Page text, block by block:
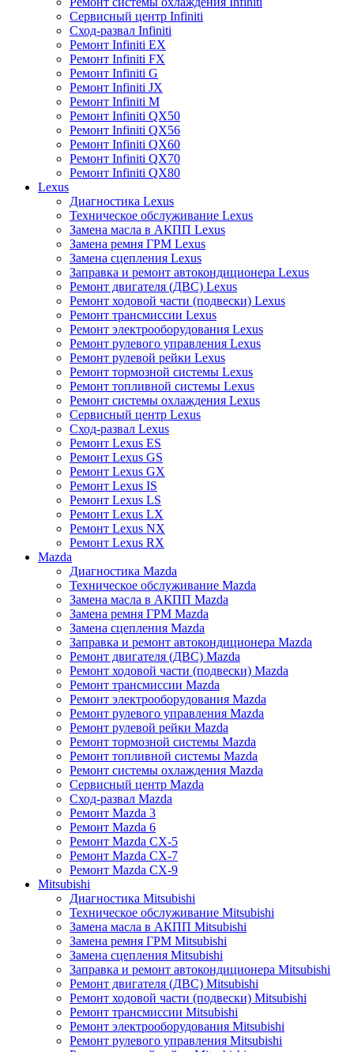
Сервисный центр Infiniti
Сход-развал Infiniti
Ремонт Infiniti EX
Ремонт Infiniti FX
Ремонт Infiniti G
Ремонт Infiniti JX
Ремонт Infiniti M
Ремонт Infiniti QX50
Ремонт Infiniti QX56
Ремонт Infiniti QX60
Ремонт Infiniti QX70
Ремонт Infiniti QX80
Lexus
Диагностика Lexus
Техническое обслуживание Lexus
Замена масла в АКПП Lexus
Замена ремня ГРМ Lexus
Замена сцепления Lexus
Заправка и ремонт автокондиционера Lexus
Ремонт двигателя (ДВС) Lexus
Ремонт ходовой части (подвески) Lexus
Ремонт трансмиссии Lexus
Ремонт электрооборудования Lexus
Ремонт рулевого управления Lexus
Ремонт рулевой рейки Lexus
Ремонт тормозной системы Lexus
Ремонт топливной системы Lexus
Ремонт системы охлаждения Lexus
Сервисный центр Lexus
Сход-развал Lexus
Ремонт Lexus ES
Ремонт Lexus GS
Ремонт Lexus GX
Ремонт Lexus IS
Ремонт Lexus LS
Ремонт Lexus LX
Ремонт Lexus NX
Ремонт Lexus RX
Mazda
Диагностика Mazda
Техническое обслуживание Mazda
Замена масла в АКПП Mazda
Замена ремня ГРМ Mazda
Замена сцепления Mazda
Заправка и ремонт автокондиционера Mazda
Ремонт двигателя (ДВС) Mazda
Ремонт ходовой части (подвески) Mazda
Ремонт трансмиссии Mazda
Ремонт электрооборудования Mazda
Ремонт рулевого управления Mazda
Ремонт рулевой рейки Mazda
Ремонт тормозной системы Mazda
Ремонт топливной системы Mazda
Ремонт системы охлаждения Mazda
Сервисный центр Mazda
Сход-развал Mazda
Ремонт Mazda 3
Ремонт Mazda 6
Ремонт Mazda CX-5
Ремонт Mazda CX-7
Ремонт Mazda CX-9
Mitsubishi
Диагностика Mitsubishi
Техническое обслуживание Mitsubishi
Замена масла в АКПП Mitsubishi
Замена ремня ГРМ Mitsubishi
Замена сцепления Mitsubishi
Заправка и ремонт автокондиционера Mitsubishi
Ремонт двигателя (ДВС) Mitsubishi
Ремонт ходовой части (подвески) Mitsubishi
Ремонт трансмиссии Mitsubishi
Ремонт электрооборудования Mitsubishi
Ремонт рулевого управления Mitsubishi